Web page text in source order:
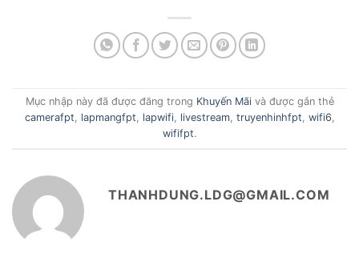
Mục nhập này đã được đăng trong Khuyến Mãivà được gắn thẻ
camerafpt, lapmangfpt, lapwifi, livestream, truyenhinhfpt, wifi6,
wififpt.
THANHDUNG.LDG@GMAIL.COM